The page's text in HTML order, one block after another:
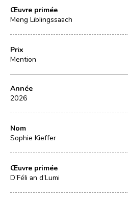
Œuvre primée
Meng Liblingssaach
Prix
Mention
Année
2026
Nom
Sophie Kieffer
Œuvre primée
D’Féli an d’Lumi